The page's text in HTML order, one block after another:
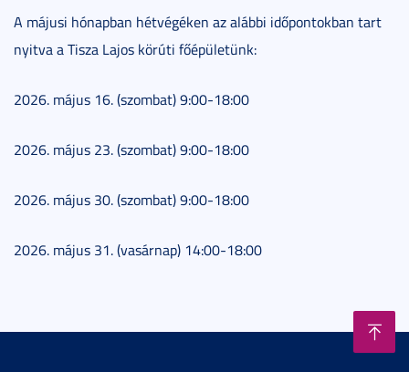
A májusi hónapban hétvégéken az alábbi időpontokban tart
nyitva a Tisza Lajos körúti főépületünk:
2026. május 16. (szombat) 9:00-18:00
2026. május 23. (szombat) 9:00-18:00
2026. május 30. (szombat) 9:00-18:00
2026. május 31. (vasárnap) 14:00-18:00